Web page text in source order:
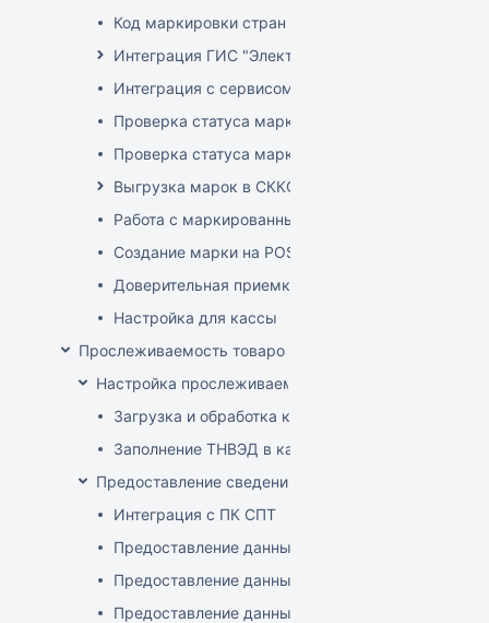
Код маркировки стран ЕАЭС
Интеграция ГИС "Электронный Знак"
Интеграция с сервисом "Цифровой помощник
Проверка статуса марки на ТСД
Проверка статуса марки на приходе
Выгрузка марок в СККО при реализации без
Работа с маркированным товаром на POS
Создание марки на POS
Доверительная приемка маркированного
Настройка для кассы
Прослеживаемость товаров
Настройка прослеживаемости
Загрузка и обработка кодов ТН ВЭД
Заполнение ТНВЭД в карточке товара
Предоставление сведений о прослеживаемых
Интеграция с ПК СПТ
Предоставление данных по остаткам
Предоставление данных о ввозе
Предоставление данных о произведенных